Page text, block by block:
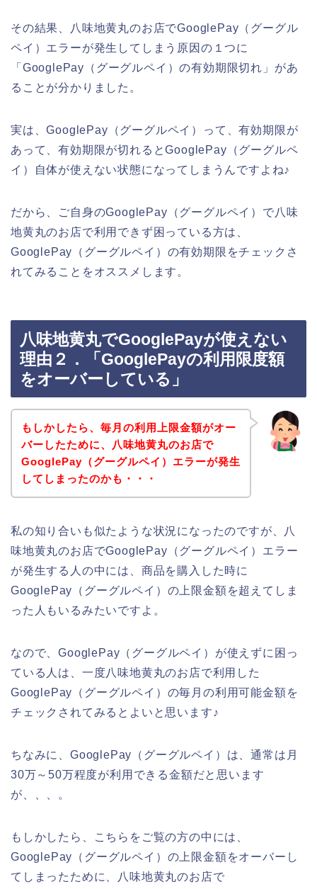
その結果、八味地黄丸のお店でGooglePay（グーグル
ペイ）エラーが発生してしまう原因の１つに
「GooglePay（グーグルペイ）の有効期限切れ」があ
ることが分かりました。
実は、GooglePay（グーグルペイ）って、有効期限が
あって、有効期限が切れるとGooglePay（グーグルペ
イ）自体が使えない状態になってしまうんですよね♪
だから、ご自身のGooglePay（グーグルペイ）で八味
地黄丸のお店で利用できず困っている方は、
GooglePay（グーグルペイ）の有効期限をチェックさ
れてみることをオススメします。
八味地黄丸でGooglePayが使えない
理由２．「GooglePayの利用限度額
をオーバーしている」
もしかしたら、毎月の利用上限金額がオー
バーしたために、八味地黄丸のお店で
GooglePay（グーグルペイ）エラーが発生
してしまったのかも・・・
私の知り合いも似たような状況になったのですが、八
味地黄丸のお店でGooglePay（グーグルペイ）エラー
が発生する人の中には、商品を購入した時に
GooglePay（グーグルペイ）の上限金額を超えてしま
った人もいるみたいですよ。
なので、GooglePay（グーグルペイ）が使えずに困っ
ている人は、一度八味地黄丸のお店で利用した
GooglePay（グーグルペイ）の毎月の利用可能金額を
チェックされてみるとよいと思います♪
ちなみに、GooglePay（グーグルペイ）は、通常は月
30万～50万程度が利用できる金額だと思います
が、、、。
もしかしたら、こちらをご覧の方の中には、
GooglePay（グーグルペイ）の上限金額をオーバーし
てしまったために、八味地黄丸のお店で